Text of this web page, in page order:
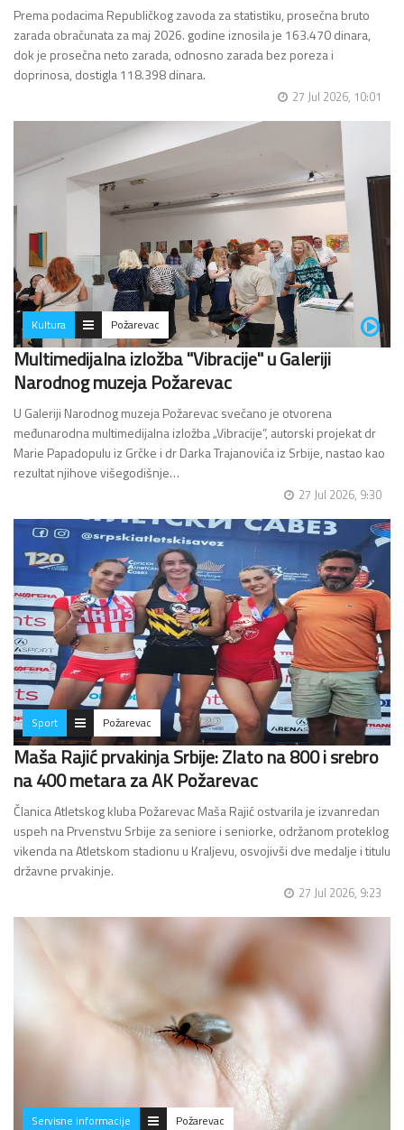
Prema podacima Republičkog zavoda za statistiku, prosečna bruto
zarada obračunata za maj 2026. godine iznosila je 163.470 dinara,
dok je prosečna neto zarada, odnosno zarada bez poreza i
doprinosa, dostigla 118.398 dinara.
27 Jul 2026, 10:01
Kultura Požarevac
Multimedijalna izložba "Vibracije" u Galeriji
Narodnog muzeja Požarevac
U Galeriji Narodnog muzeja Požarevac svečano je otvorena
međunarodna multimedijalna izložba „Vibracije”, autorski projekat dr
Marie Papadopulu iz Grčke i dr Darka Trajanovića iz Srbije, nastao kao
rezultat njihove višegodišnje…
27 Jul 2026, 9:30
Sport Požarevac
Maša Rajić prvakinja Srbije: Zlato na 800 i srebro
na 400 metara za AK Požarevac
Članica Atletskog kluba Požarevac Maša Rajić ostvarila je izvanredan
uspeh na Prvenstvu Srbije za seniore i seniorke, održanom proteklog
vikenda na Atletskom stadionu u Kraljevu, osvojivši dve medalje i titulu
državne prvakinje.
27 Jul 2026, 9:23
Servisne informacije Požarevac